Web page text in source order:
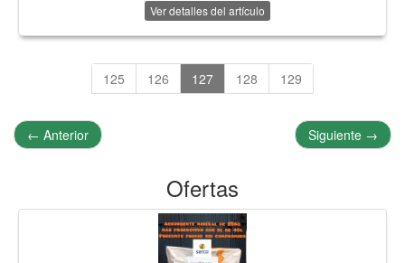
Ver detalles del artículo
125 126 127 128 129
← Anterior Siguiente →
Ofertas